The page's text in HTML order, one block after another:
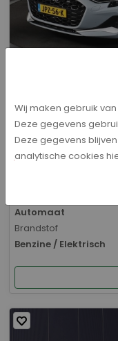
Audi A3 -
Bouwjaar
01-2026
Kilometerstand
Automaat
Brandstof
Benzine / Elektrisch
Wij maken gebruik
Deze gegevens
Deze gegevens
analytische cookies